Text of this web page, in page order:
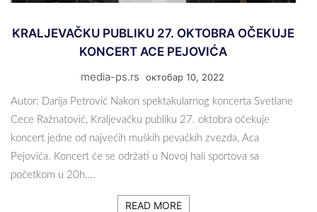
KRALJEVAČKU PUBLIKU 27. OKTOBRA OČEKUJE
KONCERT ACE PEJOVIĆA
media-ps.rs октобар 10, 2022
Autor: Darija Petrović Nakon spektakularnog koncerta Svetlane
Cece Ražnatović, Kraljevačku publiku 27. oktobra očekuje
koncert jedne od najvećih muških pevačkih zvezda, Aca
Pejovića. Koncert će se održati u Novoj hali sportova sa
početkom u 20h.…
READ MORE